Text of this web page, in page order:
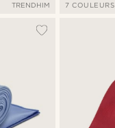
TRENDHIM 7 COULEURS